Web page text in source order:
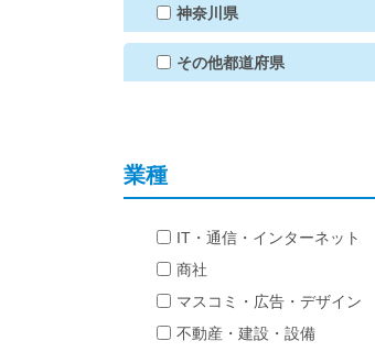
神奈川県
その他都道府県
業種
IT・通信・インターネット
商社
マスコミ・広告・デザイン
不動産・建設・設備